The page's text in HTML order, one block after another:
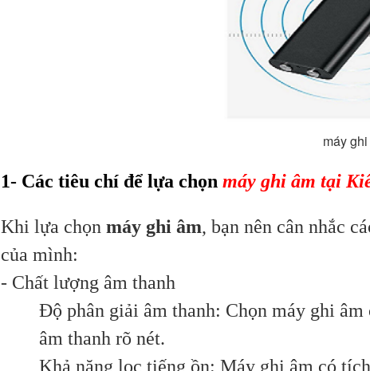
máy ghi âm
1- Các tiêu chí để lựa chọn máy ghi âm tại
Khi lựa chọn máy ghi âm, bạn nên cân nhắc
của mình:
- Chất lượng âm thanh
Độ phân giải âm thanh: Chọn máy ghi
âm thanh rõ nét.
Khả năng lọc tiếng ồn: Máy ghi âm có